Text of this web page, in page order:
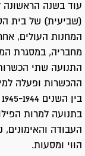
(שביעית) של בית
המחנות העולים,
התנועה שתי
ההכשרות ופעלה
העבודה והאימונים,
הווי ומסעות.